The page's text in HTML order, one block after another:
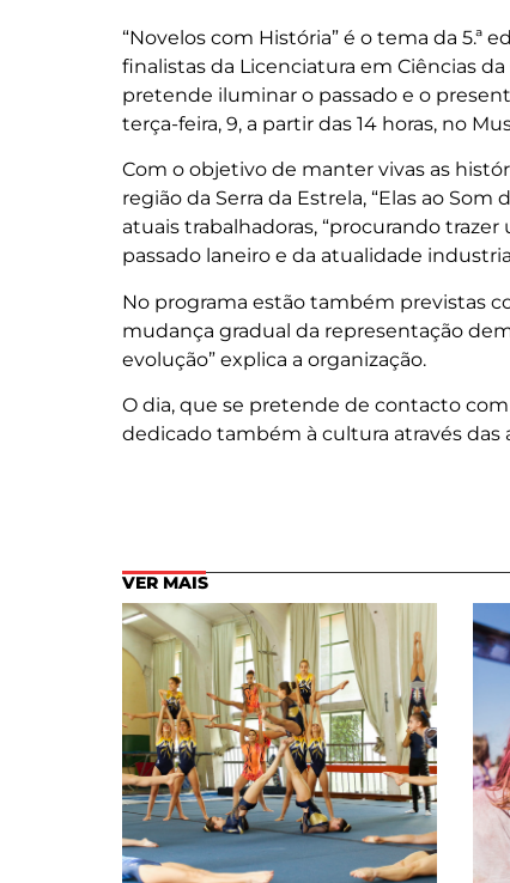
“Novelos com História” é o tema da 5.ª
finalistas da Licenciatura em Ciências
pretende iluminar o passado e o
terça-feira, 9, a partir das 14 horas, no
Com o objetivo de manter vivas as
região da Serra da Estrela, “Elas ao
atuais trabalhadoras, “procurando
passado laneiro e da atualidade
No programa estão também previstas
mudança gradual da representação
evolução” explica a organização.
O dia, que se pretende de contacto
dedicado também à cultura através das
VER MAIS